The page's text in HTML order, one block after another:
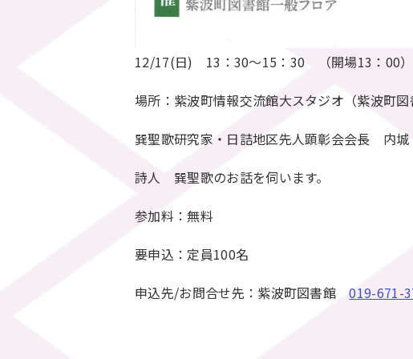
12/17(日) 13：30～15：30 （開場13：00）
場所：紫波町情報交流館大スタジオ（紫波町
巽聖歌研究家・日詰地区先人顕彰会会長
詩人 巽聖歌のお話を伺います。
参加料：無料
要申込：定員100名
申込先/お問合せ先：紫波町図書館019-671-